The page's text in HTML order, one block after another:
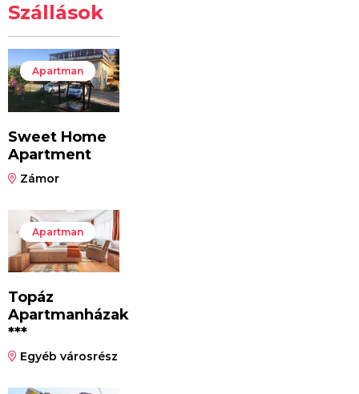
Szállások
Apartman
Sweet Home
Apartment
Zámor
Apartman
Topáz
Apartmanházak
***
Egyéb városrész